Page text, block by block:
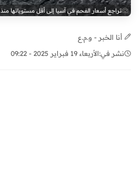
تراجع أسعار الفحم في آسيا إلى أقل مستوياتها منذ 2021
أنا الخبر - و.م.ع
نشر في:الأربعاء 19 فبراير 2025 - 09:22